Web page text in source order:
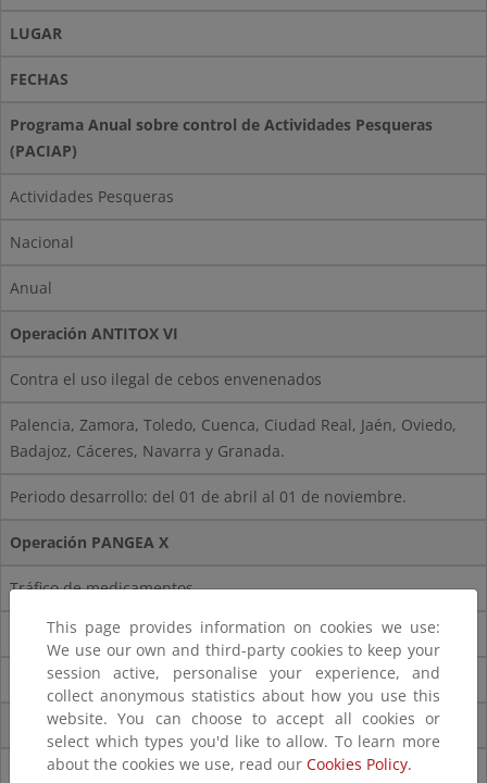
LUGAR
FECHAS
Programa Anual sobre control de Actividades Pesqueras
(PACIAP)
Actividades Pesqueras
Nacional
Anual
Operación ANTITOX VI
Contra el uso ilegal de cebos envenenados
Palencia, Zamora, Toledo, Cuenca, Ciudad Real, Jaén, Oviedo,
Badajoz, Cáceres, Navarra y Granada.
Periodo desarrollo: del 01 de abril al 01 de noviembre.
Operación PANGEA X
Tráfico de medicamentos
Nacional
Periodo desarrollo: del 7 de julio al 10 de septiembre.
Operación OPSON VII
Contra la distribución ilegal de alimentos falsificados
This page provides information on cookies we use:
We use our own and third-party cookies to keep your
session active, personalise your experience, and
collect anonymous statistics about how you use this
website. You can choose to accept all cookies or
select which types you'd like to allow. To learn more
about the cookies we use, read our Cookies Policy.